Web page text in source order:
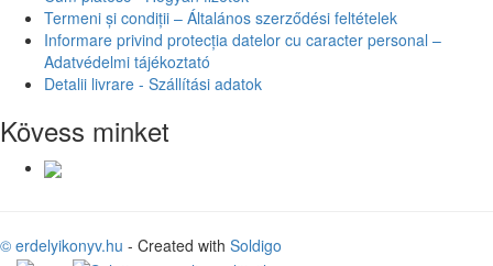
Termeni și condiții – Általános szerződési feltételek
Informare privind protecția datelor cu caracter personal –
Adatvédelmi tájékoztató
Detalii livrare - Szállítási adatok
Kövess minket
© erdelyikonyv.hu - Created with Soldigo